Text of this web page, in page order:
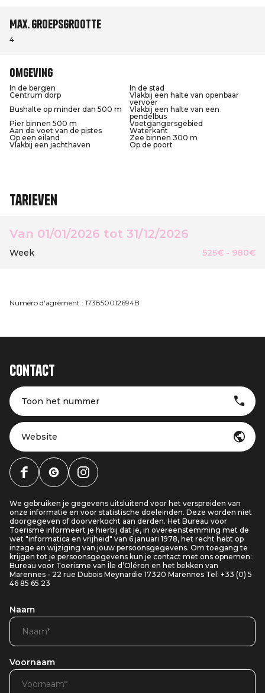
Max. groepsgrootte
4
Omgeving
In de bergen
In de stad
Centrum dorp
Vlakbij een halte van openbaar
vervoer
Bushalte op minder dan 500 m
Vlakbij een halte van een
pendelbus
Pier binnen 500 m
Voetgangersgebied
Aan de voet van de pistes
Waterkant
Op een eiland
Zee binnen 300 m
Vlakbij een jachthaven
Op de poort
Tarieven
Van 01/01/2026 tot 31/12/2026
Week 525€ - 980€
Numéro d'agrément : 173850012694B
Contact
Toon het nummer
Website
We gebruiken je gegevens uitsluitend voor het verspreiden van
onze informatie en voor statistische doeleinden. Deze worden niet
doorgegeven of doorverkocht aan derden. Het Bureau voor
Toerisme informeert je hierbij dat je, in overeenstemming met de
wet "informatica en vrijheid" van 6 januari 1978, het recht hebt op
inzage en wijziging van jouw persoonsgegevens. Om toegang te
krijgen tot je persoonsgegevens kun je contact met ons opnemen:
Bureau voor Toerisme van Île d’Oléron en het bekken van
Marennes - 22 rue Dubois Meynardie 17320 Marennes Tel: +33 (0) 5
46 85 65 23
Naam
Voornaam